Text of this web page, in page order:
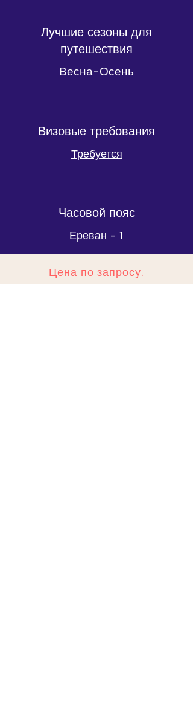
Лучшие сезоны для
путешествия
Весна-Осень
Визовые требования
Требуется
Часовой пояс
Ереван - 1
Цена по запросу.